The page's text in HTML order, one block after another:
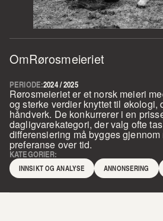
OmRørosmeieriet
PERIODE:2024 / 2025
Rørosmeieriet er et norsk meieri
og sterke verdier knyttet til økologi,
håndverk. De konkurrerer i en
dagligvarekategori, der valg ofte
differensiering må bygges
preferanse over tid.
KATEGORIER:
INNSIKT OG ANALYSE ANNONSERING